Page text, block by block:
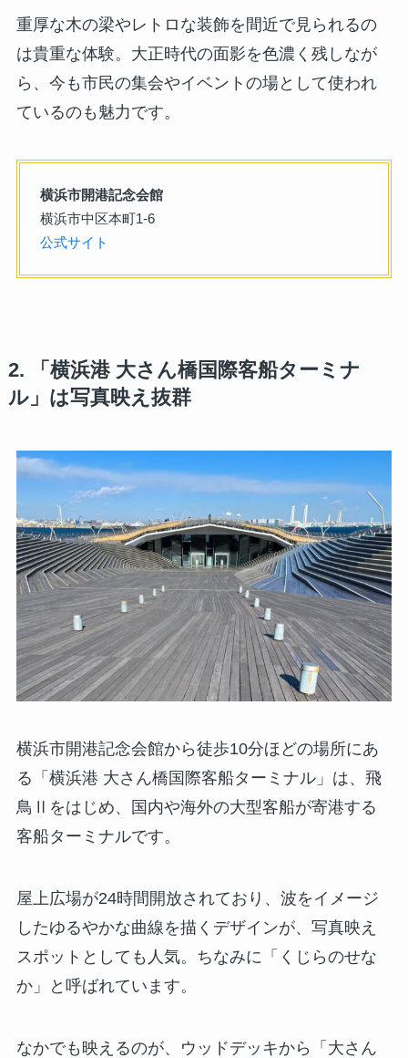
重厚な木の梁やレトロな装飾を間近で見られるの
は貴重な体験。大正時代の面影を色濃く残しなが
ら、今も市民の集会やイベントの場として使われ
ているのも魅力です。
横浜市開港記念会館
横浜市中区本町1-6
公式サイト
2. 「横浜港 大さん橋国際客船ターミナ
ル」は写真映え抜群
横浜市開港記念会館から徒歩10分ほどの場所にあ
る「横浜港 大さん橋国際客船ターミナル」は、飛
鳥Ⅱをはじめ、国内や海外の大型客船が寄港する
客船ターミナルです。
屋上広場が24時間開放されており、波をイメージ
したゆるやかな曲線を描くデザインが、写真映え
スポットとしても人気。ちなみに「くじらのせな
か」と呼ばれています。
なかでも映えるのが、ウッドデッキから「大さん